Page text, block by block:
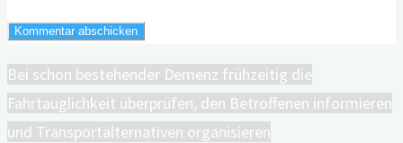
Bei schon bestehender Demenz frühzeitig die
Fahrtauglichkeit überprüfen, den Betroffenen informieren
und Transportalternativen organisieren